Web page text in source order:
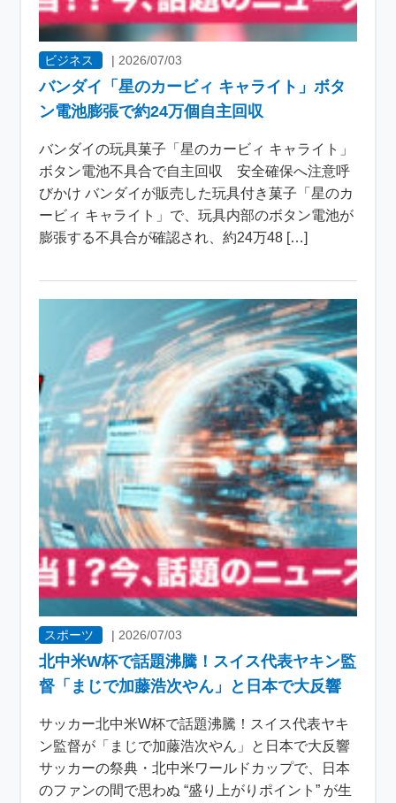
ビジネス | 2026/07/03
バンダイ「星のカービィ キャライト」ボタ
ン電池膨張で約24万個自主回収
バンダイの玩具菓子「星のカービィ キャライト」
ボタン電池不具合で自主回収 安全確保へ注意呼
びかけ バンダイが販売した玩具付き菓子「星のカ
ービィ キャライト」で、玩具内部のボタン電池が
膨張する不具合が確認され、約24万48 […]
スポーツ | 2026/07/03
北中米W杯で話題沸騰！スイス代表ヤキン監
督「まじで加藤浩次やん」と日本で大反響
サッカー北中米W杯で話題沸騰！スイス代表ヤキ
ン監督が「まじで加藤浩次やん」と日本で大反響
サッカーの祭典・北中米ワールドカップで、日本
のファンの間で思わぬ “盛り上がりポイント” が生